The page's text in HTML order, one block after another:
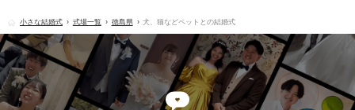
小さな結婚式 式場一覧 徳島県 犬、猫などペットとの結婚式